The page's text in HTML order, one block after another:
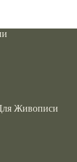
Живописи